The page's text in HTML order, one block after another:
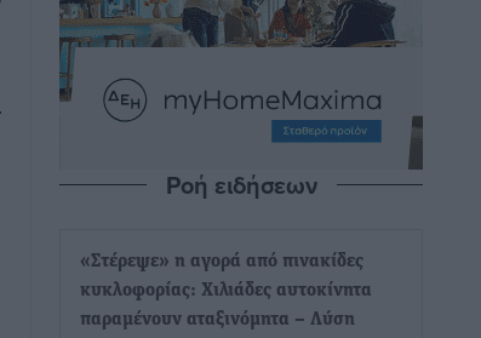
Ροή ειδήσεων
«Στέρεψε» η αγορά από πινακίδες
κυκλοφορίας: Χιλιάδες αυτοκίνητα
παραμένουν αταξινόμητα – Λύση